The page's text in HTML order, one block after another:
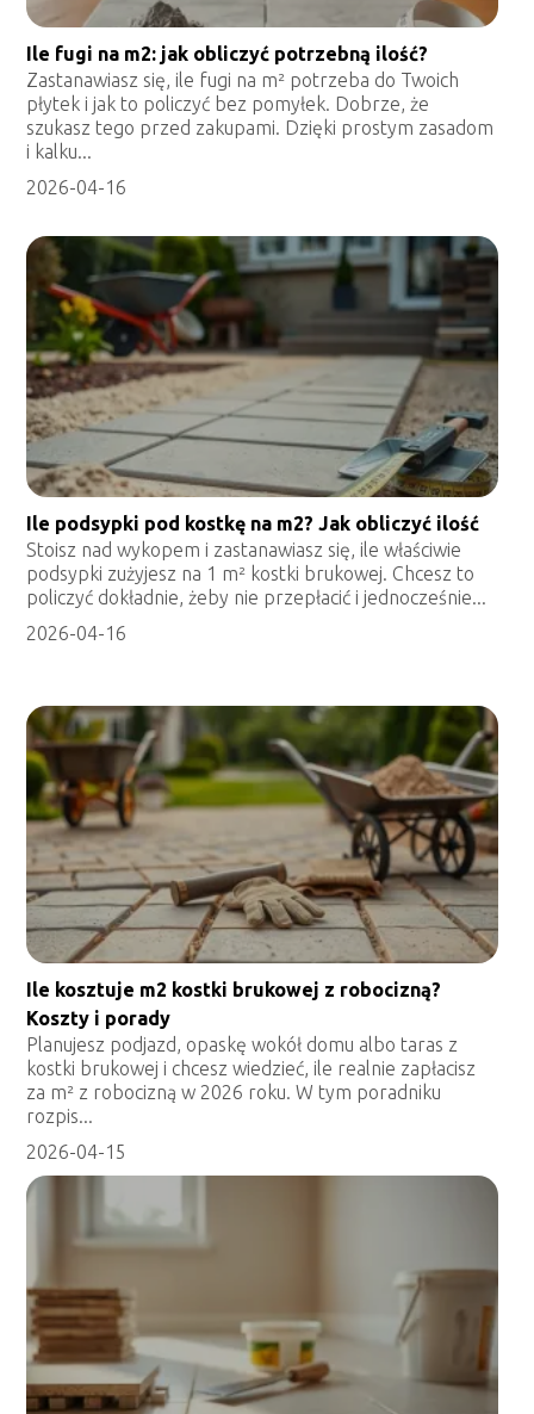
Ile fugi na m2: jak obliczyć potrzebną ilość?
Zastanawiasz się, ile fugi na m² potrzeba do Twoich
płytek i jak to policzyć bez pomyłek. Dobrze, że
szukasz tego przed zakupami. Dzięki prostym zasadom
i kalku...
2026-04-16
Ile podsypki pod kostkę na m2? Jak obliczyć ilość
Stoisz nad wykopem i zastanawiasz się, ile właściwie
podsypki zużyjesz na 1 m² kostki brukowej. Chcesz to
policzyć dokładnie, żeby nie przepłacić i jednocześnie...
2026-04-16
Ile kosztuje m2 kostki brukowej z robocizną?
Koszty i porady
Planujesz podjazd, opaskę wokół domu albo taras z
kostki brukowej i chcesz wiedzieć, ile realnie zapłacisz
za m² z robocizną w 2026 roku. W tym poradniku
rozpis...
2026-04-15